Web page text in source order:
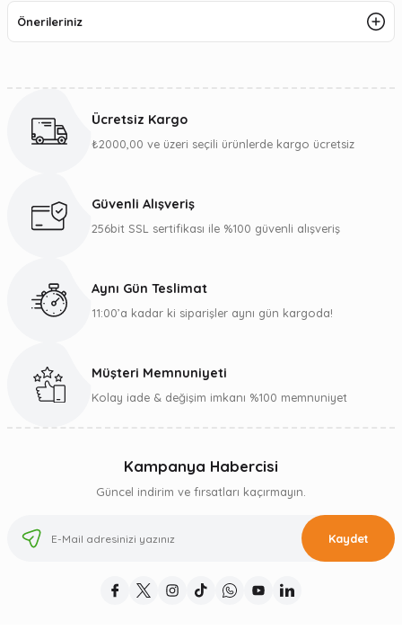
Önerileriniz
Ücretsiz Kargo
₺2000,00 ve üzeri seçili ürünlerde kargo ücretsiz
Güvenli Alışveriş
256bit SSL sertifikası ile %100 güvenli alışveriş
Aynı Gün Teslimat
11:00’a kadar ki siparişler aynı gün kargoda!
Müşteri Memnuniyeti
Kolay iade & değişim imkanı %100 memnuniyet
Kampanya Habercisi
Güncel indirim ve fırsatları kaçırmayın.
Kaydet